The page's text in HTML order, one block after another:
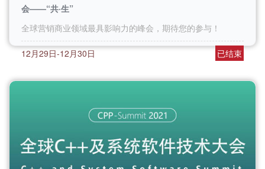
会——“共·生”
全球营销商业领域最具影响力的峰会，期待您的参与！
12月29日-12月30日 已结束